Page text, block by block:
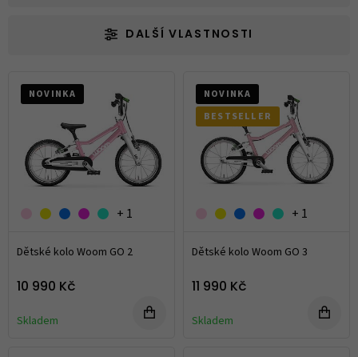
DALŠÍ VLASTNOSTI
NOVINKA
+ 1
Dětské kolo Woom GO 2
10 990 Kč
Skladem
NOVINKA
BESTSELLER
+ 1
Dětské kolo Woom GO 3
11 990 Kč
Skladem